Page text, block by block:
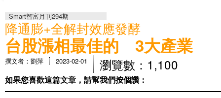
Smart智富月刊294期
降通膨+全解封效應發酵
台股漲相最佳的 3大產業
撰文者：劉萍 2023-02-01 瀏覽數：1,100
如果您喜歡這篇文章，請幫我們按個讚：